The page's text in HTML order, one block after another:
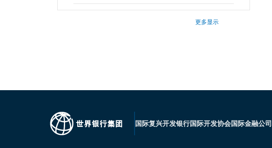
更多显示
国际复兴开发银行国际开发协会国际金融公司